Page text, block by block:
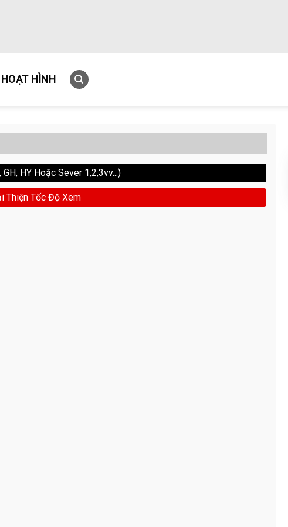
HOẠT HÌNH
HY Hoặc Sever 1,2,3vv...)
Thiện Tốc Độ Xem